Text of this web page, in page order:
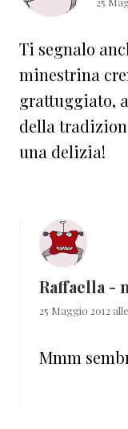
Ti segnalo
minestrina
grattuggiato,
della
una delizia!
Raffaella -
25 Maggio 2012
Mmm